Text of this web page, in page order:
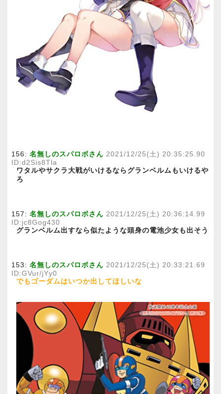
156: 名無しのスパロボさん 2021/12/25(土) 20:35:25.90
ID:d2Sis8Tla
ワタルやサクラ大戦がいけるならグランベルムもいけるや
ろ
157: 名無しのスパロボさん 2021/12/25(土) 20:36:14.99
ID:jc8Gog430
グランベルム出すなら似たような頭身の電池少女も出そう
153: 名無しのスパロボさん 2021/12/25(土) 20:33:21.69
ID:GVur/jYy0
でもゴーダムはいつか出してほしいな